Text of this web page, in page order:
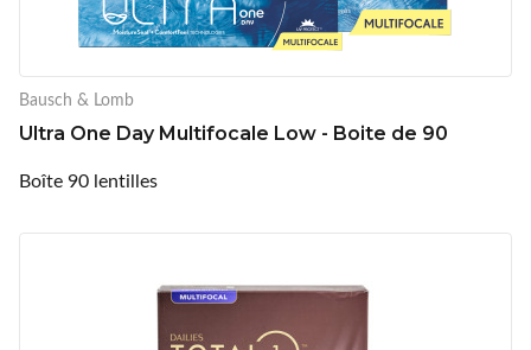
Bausch & Lomb
Ultra One Day Multifocale Low - Boite de 90
Boîte 90 lentilles